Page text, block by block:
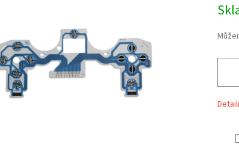
cena: